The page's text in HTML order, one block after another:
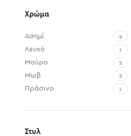
Χρώμα
Ασημί 9
Λευκό 1
Μαύρο 2
Μωβ 2
Πράσινο 1
Στυλ